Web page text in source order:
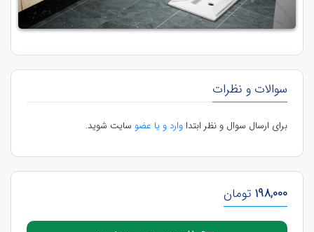
سوالات و نظرات
برای ارسال سوال و نظر ابتداوارد و یا عضو سایت شوید.
198,000 تومان